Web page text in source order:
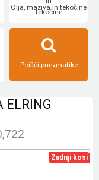
Olja, maziva in tekočine
Poišči pnevmatike
ELRING
Zadnji kosi